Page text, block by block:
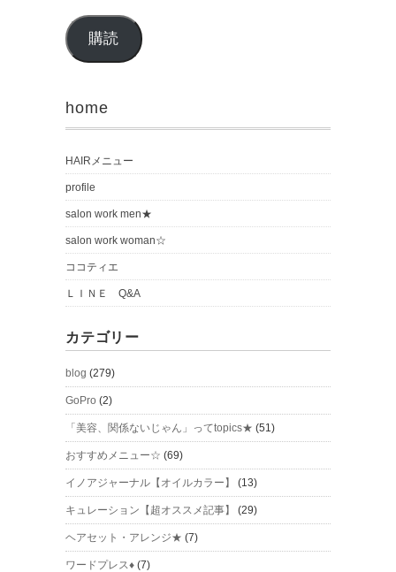
購読
home
HAIRメニュー
profile
salon work men★
salon work woman☆
ココティエ
ＬＩＮＥ Q&A
カテゴリー
blog (279)
GoPro (2)
「美容、関係ないじゃん」ってtopics★ (51)
おすすめメニュー☆ (69)
イノアジャーナル【オイルカラー】 (13)
キュレーション【超オススメ記事】 (29)
ヘアセット・アレンジ★ (7)
ワードプレス♦ (7)